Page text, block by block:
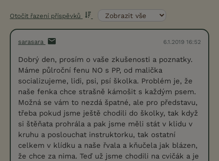
Otočit řazení příspěvků
sarasara 6.1.2019 16:52
Dobrý den, prosím o vaše zkušenosti a poznatky.
Máme půlroční fenu NO s PP, od malička
socializujeme, lidi, psi, psí školka. Problém je, že
naše fenka chce strašně kámošit s každým psem.
Možná se vám to nezdá špatné, ale pro představu,
třeba pokud jsme ještě chodili do školky, tak když
si štěňata prohrála a pak jsme měli stát v klidu v
kruhu a poslouchat instruktorku, tak ostatní
celkem v klídku a naše řvala a kňučela jak blázen,
že chce za nima. Teď už jsme chodili na cvičák a je